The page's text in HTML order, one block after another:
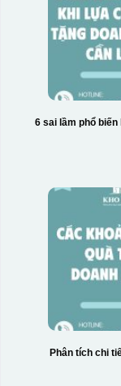
6 sai lầm phổ
Phân tích chi